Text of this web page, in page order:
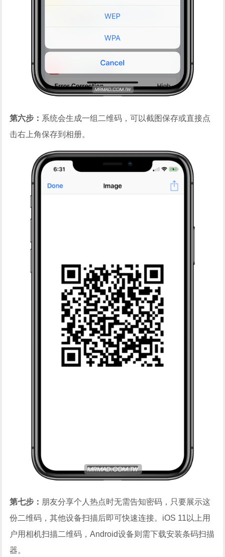
第六步： 系统会生成一组二维码，可以截图保存或直接点
击右上角保存到相册。
第七步： 朋友分享个人热点时无需告知密码，只要展示这
份二维码，其他设备扫描后即可快速连接。iOS 11以上用
户用相机扫描二维码，Android设备则需下载安装条码扫描
器。